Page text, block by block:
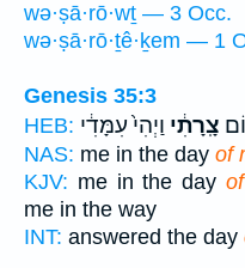
wə·ṣā·rō·wṯ — 3 Occ.
wə·ṣā·rō·ṯê·ḵem — 1
Genesis 35:3
HEB:
צָֽרָתִ֔י וַיְהִי֙ עִמָּדִ֔י
NAS: me in the day of
KJV: me in the day
me in the way
INT: answered the day